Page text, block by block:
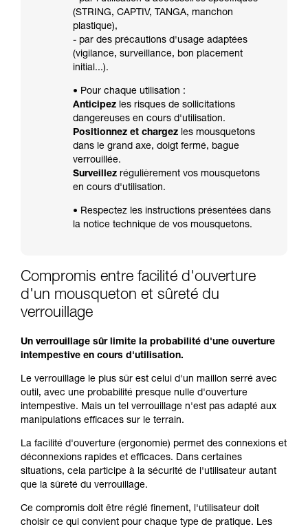
(STRING, CAPTIV, TANGA, manchon
plastique),
- par des précautions d'usage adaptées
(vigilance, surveillance, bon placement
initial...).
• Pour chaque utilisation :
Anticipez les risques de sollicitations
dangereuses en cours d'utilisation.
Positionnez et chargez les mousquetons
dans le grand axe, doigt fermé, bague
verrouillée.
Surveillez régulièrement vos mousquetons
en cours d'utilisation.
• Respectez les instructions présentées dans
la notice technique de vos mousquetons.
Compromis entre facilité d'ouverture
d'un mousqueton et sûreté du
verrouillage
Un verrouillage sûr limite la probabilité d'une ouverture
intempestive en cours d'utilisation.
Le verrouillage le plus sûr est celui d'un maillon serré avec
outil, avec une probabilité presque nulle d'ouverture
intempestive. Mais un tel verrouillage n'est pas adapté aux
manipulations efficaces sur le terrain.
La facilité d'ouverture (ergonomie) permet des connexions et
déconnexions rapides et efficaces. Dans certaines
situations, cela participe à la sécurité de l'utilisateur autant
que la sûreté du verrouillage.
Ce compromis doit être réglé finement, l'utilisateur doit
choisir ce qui convient pour chaque type de pratique. Les